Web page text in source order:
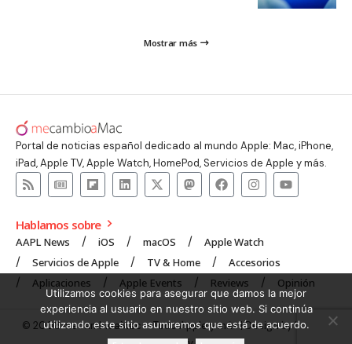
Mostrar más
Portal de noticias español dedicado al mundo Apple: Mac, iPhone,
iPad, Apple TV, Apple Watch, HomePod, Servicios de Apple y más.
Hablamos sobre
AAPL News iOS macOS
Apple Watch
Servicios de Apple
TV & Home
Accesorios
Aplicaciones
Apple Events Reviews Opinión
© 2008 mecambioaMac – Todo Apple y más | Design byUNXON
Utilizamos cookies para asegurar que damos la mejor
experiencia al usuario en nuestro sitio web. Si continúa
utilizando este sitio asumiremos que está de acuerdo.